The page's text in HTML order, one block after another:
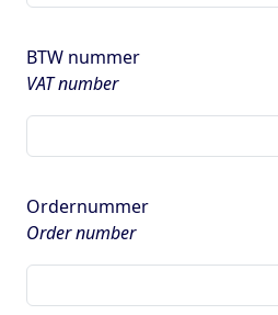
BTW nummer
VAT number
Ordernummer
Order number